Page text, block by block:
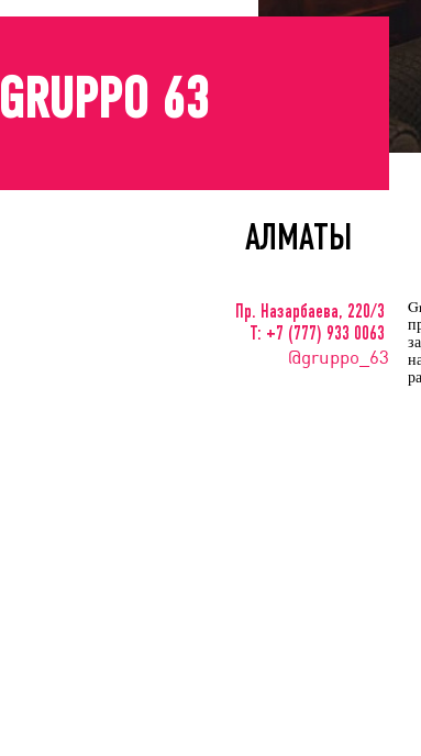
GRUPPO 63
АЛМАТЫ
Пр. Назарбаева, 220/3
Т: +7 (777) 933 0063
@gruppo_63